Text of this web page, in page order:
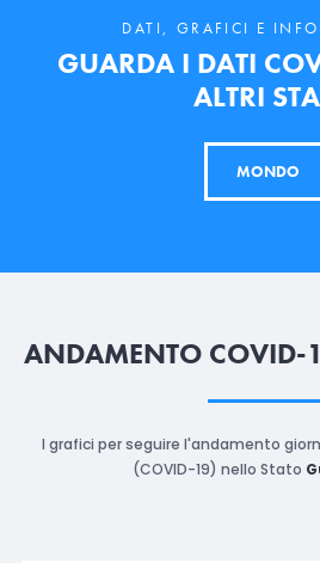
DATI, GRAFICI E
GUARDA I DATI
ALTRI
MONDO
ANDAMENTO COVID-
I grafici per seguire l'andamento
(COVID-19) nello Stato